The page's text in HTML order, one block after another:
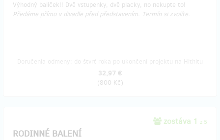
Výhodný balíček!! Dvě vstupenky, dvě placky, no nekupte to!
Předáme přímo v divadle před představením. Termín si zvolíte.
32,97 €
(800 Kč)
zostáva 1 z 5
RODINNÉ BALENÍ